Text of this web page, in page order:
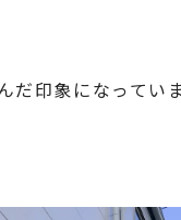
印象になっていま